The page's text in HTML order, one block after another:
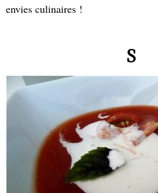
envies culinaires !
S